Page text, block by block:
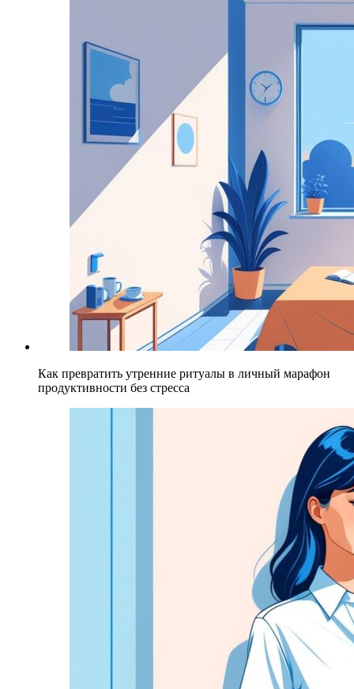
Как превратить утренние ритуалы в личный марафон
продуктивности без стресса